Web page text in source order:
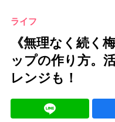
ライフ
《無理なく続く
ップの作り方。
レンジも！